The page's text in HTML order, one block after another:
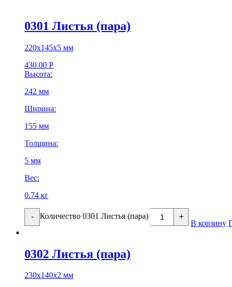
0301 Листья (пара)
220х145х5 мм
430.00 Р
Высота:
242 мм
Ширина:
155 мм
Толщина:
5 мм
Вес:
0.74 кг
- Количество 0301 Листья (пара) +
В корзину
0302 Листья (пара)
230х140х2 мм